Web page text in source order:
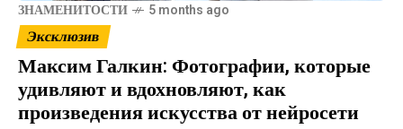
ЗНАМЕНИТОСТИ 5 months ago
Эксклюзив
Максим Галкин: Фотографии, которые
удивляют и вдохновляют, как
произведения искусства от нейросети